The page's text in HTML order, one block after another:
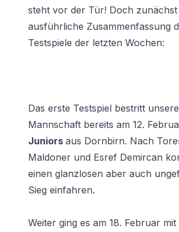
steht vor der Tür! Doch
ausführliche Zusammenfassung
Testspiele der letzten Wochen:
Das erste Testspiel bestritt unsere
Mannschaft bereits am 12.
Juniors aus Dornbirn. Nach
Maldoner und Esref Demircan
einen glanzlosen aber auch
Sieg einfahren.
Weiter ging es am 18. Februar mit